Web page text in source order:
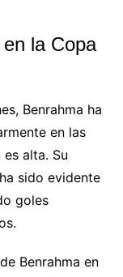
la Copa
Benrahma ha
en las
alta. Su
sido evidente
goles
Benrahma en